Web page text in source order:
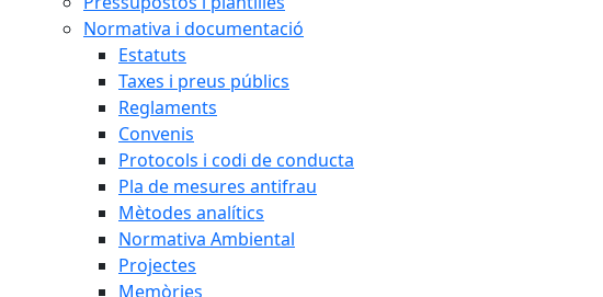
Normativa i documentació
Estatuts
Taxes i preus públics
Reglaments
Convenis
Protocols i codi de conducta
Pla de mesures antifrau
Mètodes analítics
Normativa Ambiental
Projectes
Memòries